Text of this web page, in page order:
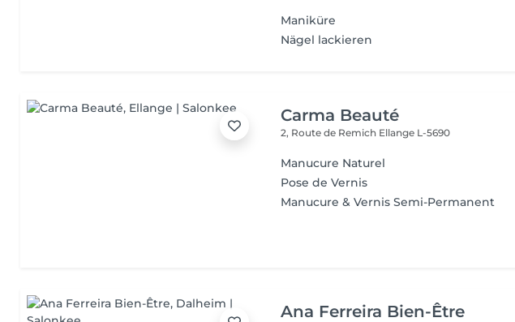
Maniküre
Nägel lackieren
Carma Beauté
2, Route de Remich Ellange L-5690
Manucure Naturel
Pose de Vernis
Manucure & Vernis Semi-Permanent
Ana Ferreira Bien-Être